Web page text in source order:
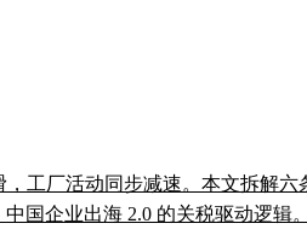
工厂活动同步减速。本文拆解
国企业出海 2.0 的关税驱动逻辑。